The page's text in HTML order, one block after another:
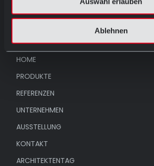
Ablehnen
Menü
HOME
PRODUKTE
REFERENZEN
UNTERNEHMEN
AUSSTELLUNG
KONTAKT
ARCHITEKTENTAG